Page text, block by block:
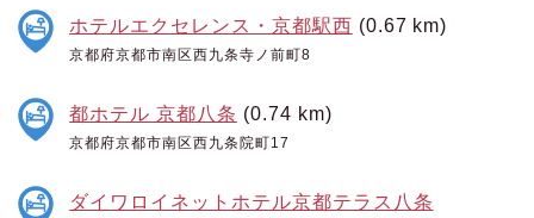
ホテルエクセレンス・京都駅西 (0.67 km)
京都府京都市南区西九条寺ノ前町8
都ホテル 京都八条 (0.74 km)
京都府京都市南区西九条院町17
ダイワロイネットホテル京都テラス八条